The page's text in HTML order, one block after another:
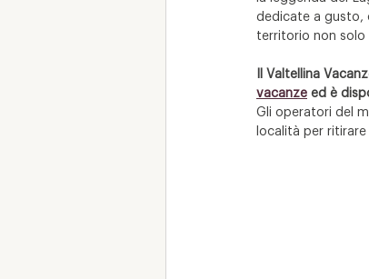
dedicate a gusto,
territorio non solo
Il Valtellina
vacanze ed è
Gli operatori del
località per